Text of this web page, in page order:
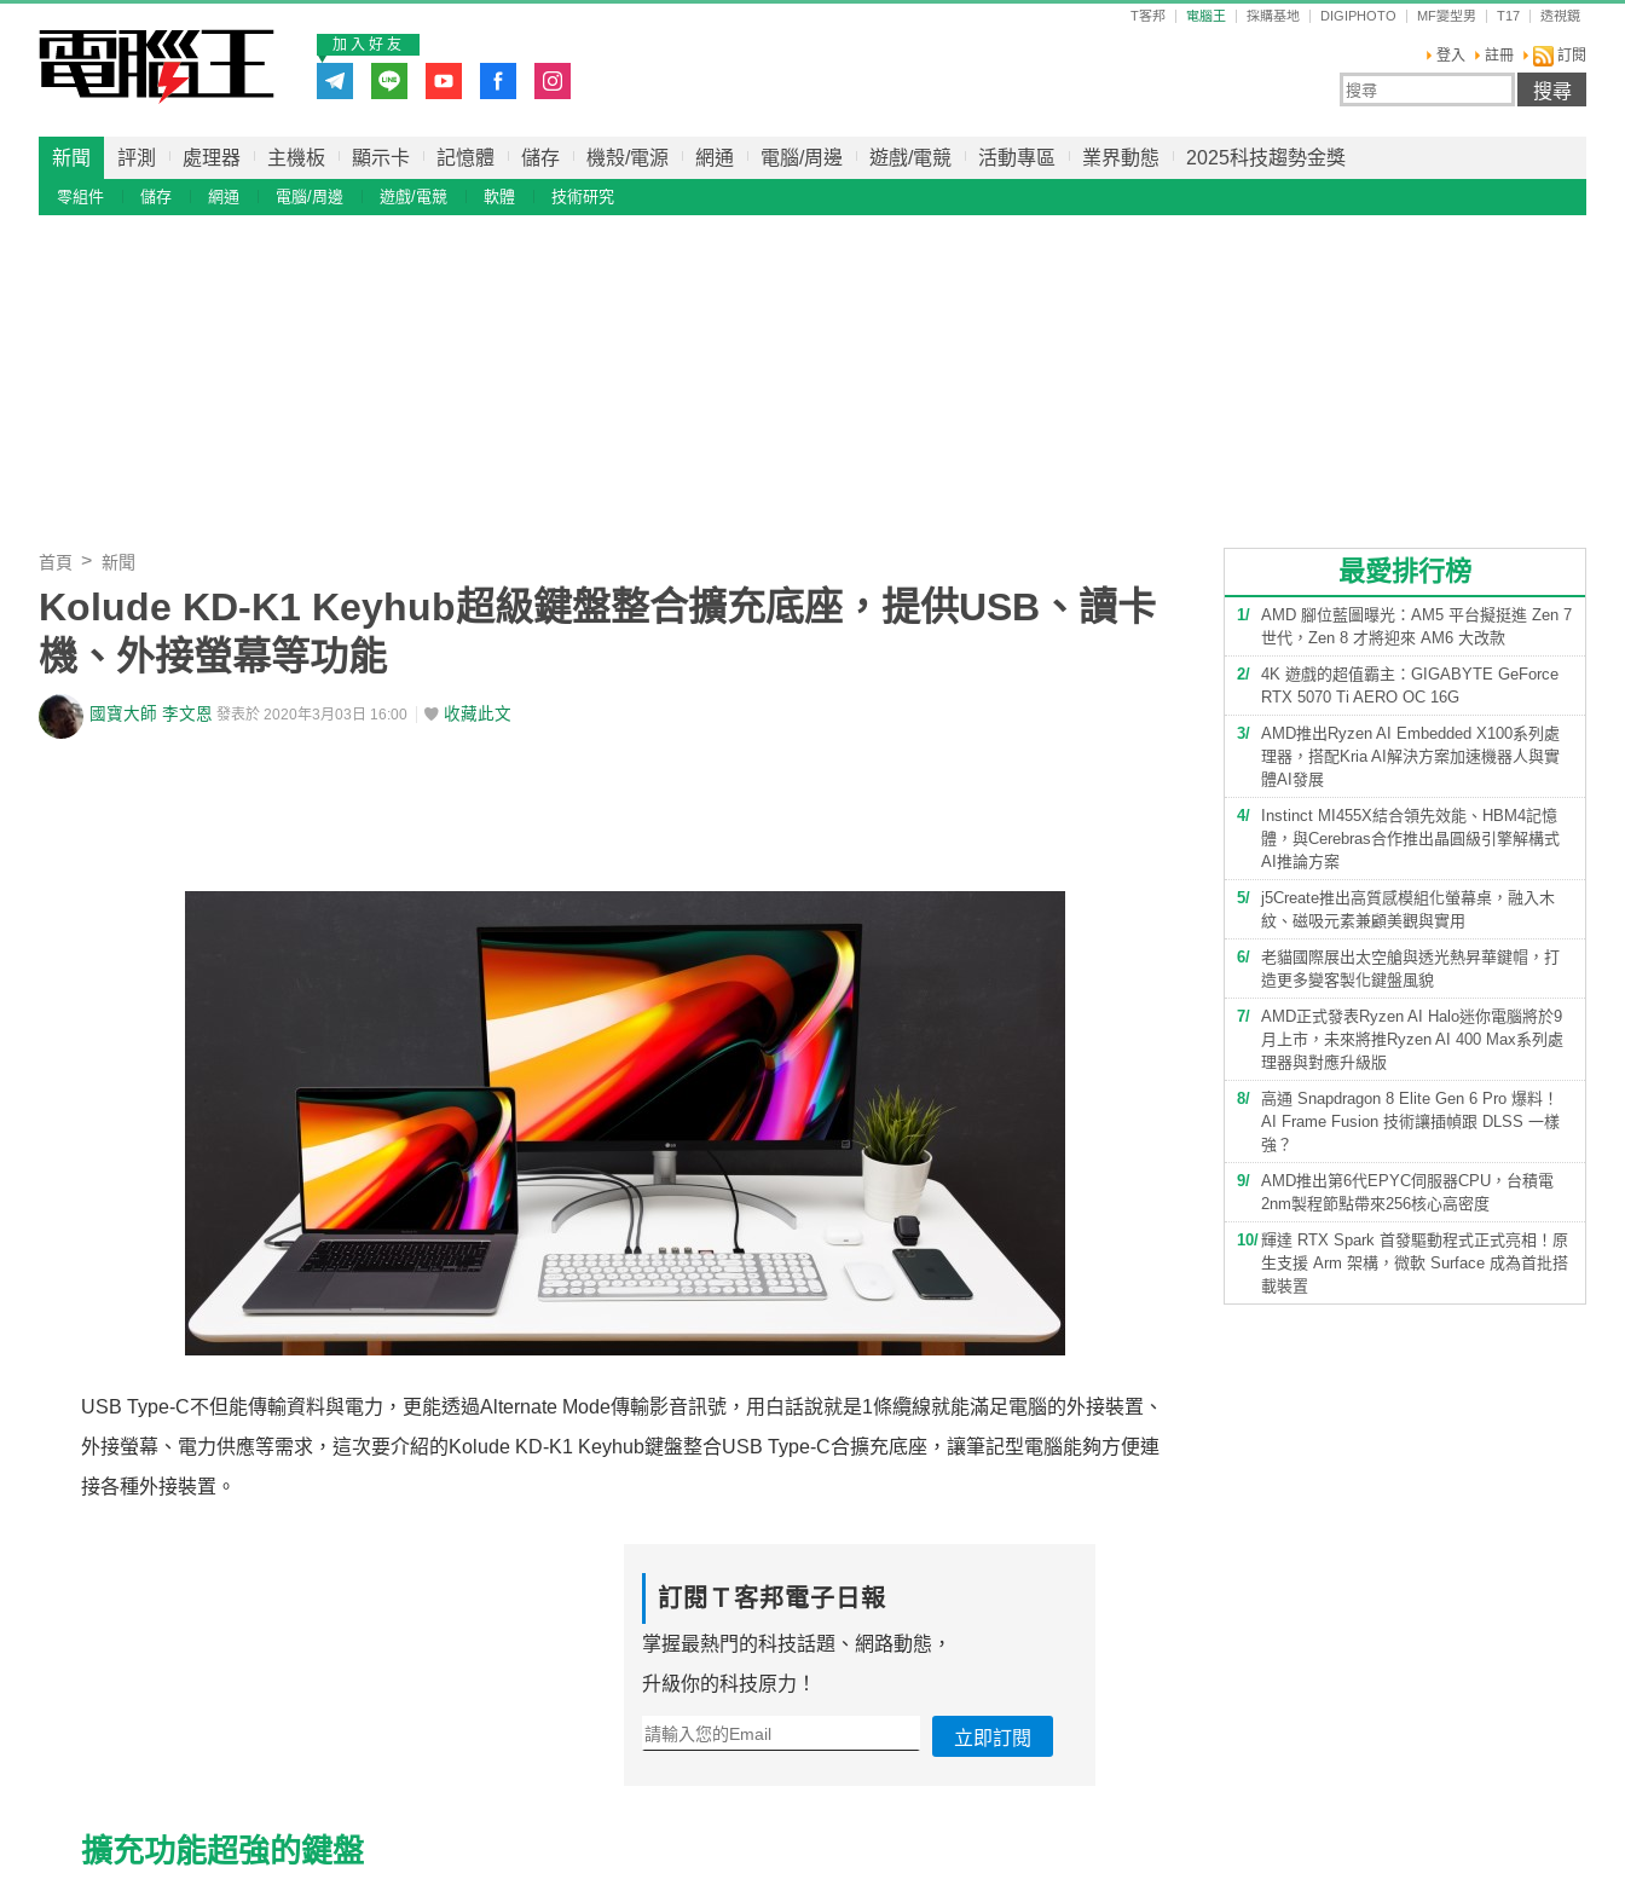
T客邦 電腦王 採購基地 DIGIPHOTO MF變型男 T17 透視鏡
登入 註冊 訂閱
加入好友
新聞 評測 處理器 主機板 顯示卡 記憶體 儲存 機殼/電源 網通 電腦/周邊 遊戲/電競 活動專區 業界動態 2025科技趨勢金獎
零組件 儲存 網通 電腦/周邊 遊戲/電競 軟體 技術研究
首頁 新聞
Kolude KD-K1 Keyhub超級鍵盤整合擴充底座，提供USB、讀卡
機、外接螢幕等功能
國寶大師 李文恩 發表於 2020年3月03日 16:00 收藏此文
USB Type-C不但能傳輸資料與電力，更能透過Alternate Mode傳輸影音訊號，用白話說就是1條纜線就能滿足電腦的外接裝置、
外接螢幕、電力供應等需求，這次要介紹的Kolude KD-K1 Keyhub鍵盤整合USB Type-C合擴充底座，讓筆記型電腦能夠方便連
接各種外接裝置。
訂閱Ｔ客邦電子日報
掌握最熱門的科技話題、網路動態，
升級你的科技原力！
立即訂閱
擴充功能超強的鍵盤
最愛排行榜
1
AMD 腳位藍圖曝光：AM5 平台擬挺進 Zen 7
世代，Zen 8 才將迎來 AM6 大改款
2
4K 遊戲的超值霸主：GIGABYTE GeForce
RTX 5070 Ti AERO OC 16G
3
AMD推出Ryzen AI Embedded X100系列處
理器，搭配Kria AI解決方案加速機器人與實
體AI發展
4
Instinct MI455X結合領先效能、HBM4記憶
體，與Cerebras合作推出晶圓級引擎解構式
AI推論方案
5
j5Create推出高質感模組化螢幕桌，融入木
紋、磁吸元素兼顧美觀與實用
6
老貓國際展出太空艙與透光熱昇華鍵帽，打
造更多變客製化鍵盤風貌
7
AMD正式發表Ryzen AI Halo迷你電腦將於9
月上市，未來將推Ryzen AI 400 Max系列處
理器與對應升級版
8
高通 Snapdragon 8 Elite Gen 6 Pro 爆料！
AI Frame Fusion 技術讓插幀跟 DLSS 一樣
強？
9
AMD推出第6代EPYC伺服器CPU，台積電
2nm製程節點帶來256核心高密度
10 輝達 RTX Spark 首發驅動程式正式亮相！原
生支援 Arm 架構，微軟 Surface 成為首批搭
載裝置